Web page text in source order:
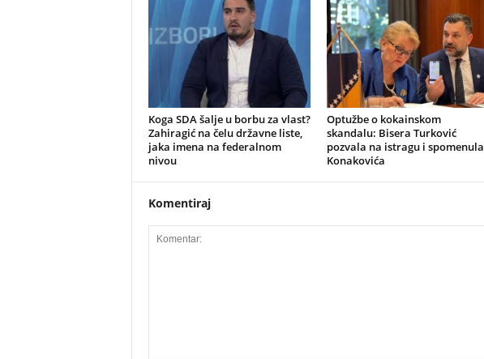
​Koga SDA šalje u borbu za vlast?
Zahiragić na čelu državne liste,
jaka imena na federalnom
nivou
​Optužbe o kokainskom
skandalu: Bisera Turković
pozvala na istragu i spomenula
Konakovića
Komentiraj